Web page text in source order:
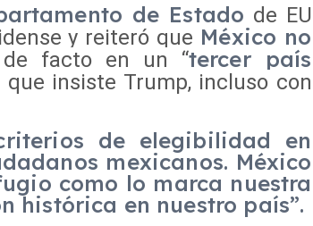
de Estado de EU
y reiteró que México no
facto en un “tercer país
insiste Trump, incluso con
de elegibilidad en
mexicanos. México
como lo marca nuestra
histórica en nuestro país”.